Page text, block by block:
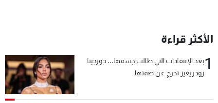
الأكثر قراءة
1بعد الإنتقادات التي طالت جسمها... جورجينا
رودريغيز تخرج عن صمتها